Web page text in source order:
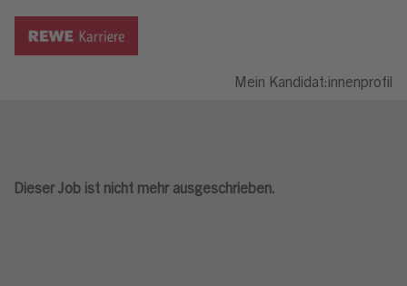
Mein Kandidat:innenprofil
Dieser Job ist nicht mehr ausgeschrieben.